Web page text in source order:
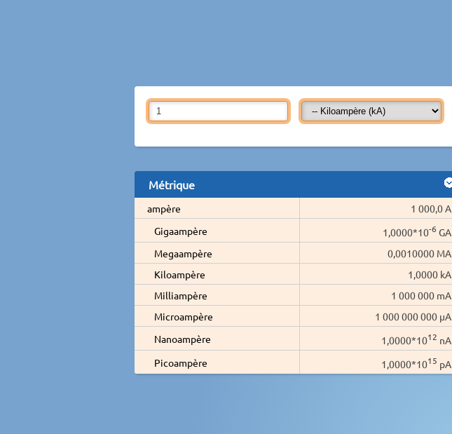
Métrique
ampère
1 000,0 A
Gigaampère
1,0000*10-6 GA
Megaampère
0,0010000 MA
Kiloampère
1,0000 kA
Milliampère
1 000 000 mA
Microampère
1 000 000 000 µA
Nanoampère
1,0000*1012 nA
Picoampère
1,0000*1015 pA